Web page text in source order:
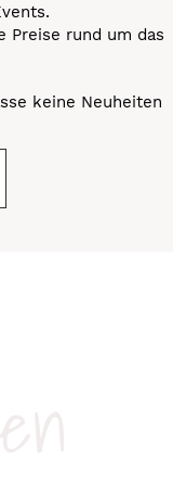
Preise rund um das
keine Neuheiten